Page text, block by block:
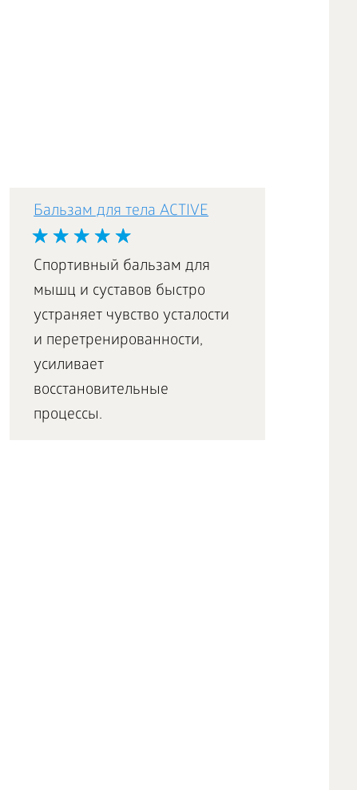
Бальзам для тела ACTIVE
Спортивный бальзам для
мышц и суставов быстро
устраняет чувство усталости
и перетренированности,
усиливает
восстановительные
процессы.